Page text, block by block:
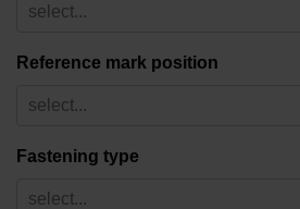
select...
Reference mark position
select...
Fastening type
select...